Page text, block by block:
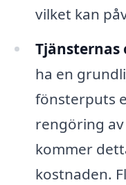
vilket kan
ha en
fönsterputs
rengöring
kommer
kostnaden.